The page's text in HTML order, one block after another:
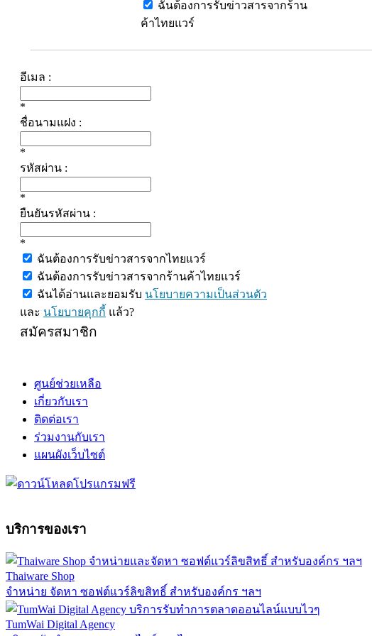
ฉันต้องการรับข่าวสารจากร้าน
ค้าไทยแวร์
อีเมล :
*
ชื่อนามแฝง :
*
รหัสผ่าน :
*
ยืนยันรหัสผ่าน :
*
ฉันต้องการรับข่าวสารจากไทยแวร์
ฉันต้องการรับข่าวสารจากร้านค้าไทยแวร์
ฉันได้อ่านและยอมรับ นโยบายความเป็นส่วนตัว
และ นโยบายคุกกี้ แล้ว?
สมัครสมาชิก
ศูนย์ช่วยเหลือ
เกี่ยวกับเรา
ติดต่อเรา
ร่วมงานกับเรา
แผนผังเว็บไซต์
บริการของเรา
Thaiware Shop
จำหน่าย จัดหา ซอฟต์แวร์ลิขสิทธิ์ สำหรับองค์กร ฯลฯ
TumWai Digital Agency